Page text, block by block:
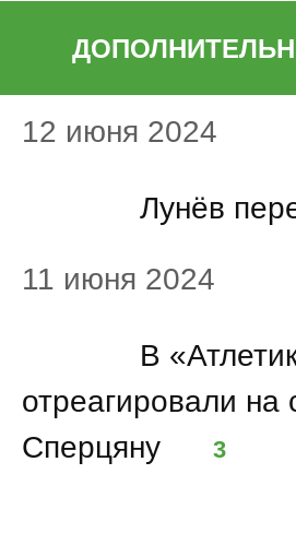
12 июня 2024
Лунёв
11 июня 2024
В
отреагировали на
Сперцяну
3